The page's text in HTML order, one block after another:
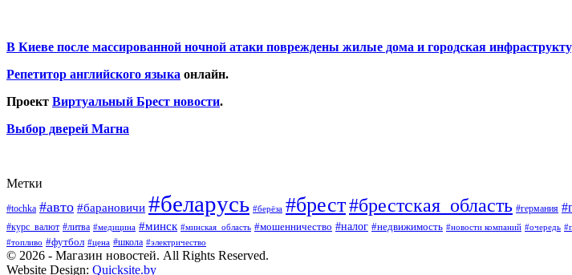
В Киеве после массированной ночной атаки повреждены жилые дома и городская
Репетитор английского языка онлайн.
Проект Виртуальный Брест новости.
Выбор дверей Магна
Метки
#tochka #авто #барановичи #беларусь #берёза #брест#брестская_область #германия
#курс_валют #литва #медицина #минск #минская_область #мошенничество #налог #недвижимость #новости компаний #очередь
#топливо #футбол #цена #школа #электричество
© 2026 - Магазин новостей. All Rights Reserved.
Website Design: Quicksite.by